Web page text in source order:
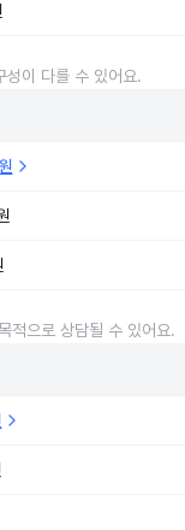
성이 다를 수 있어요.
적으로 상담될 수 있어요.